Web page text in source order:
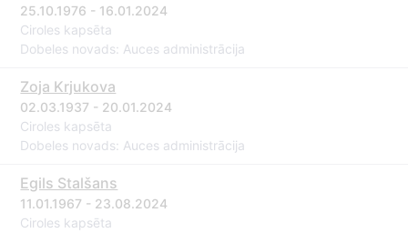
25.10.1976 - 16.01.2024
Ciroles kapsēta
Dobeles novads: Auces administrācija
Zoja Krjukova
02.03.1937 - 20.01.2024
Ciroles kapsēta
Dobeles novads: Auces administrācija
Egils Stalšans
11.01.1967 - 23.08.2024
Ciroles kapsēta